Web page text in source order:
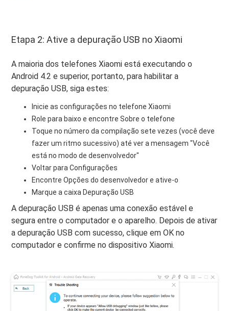
Etapa 2: Ative a depuração USB no Xiaomi
A maioria dos telefones Xiaomi está executando o
Android 4.2 e superior, portanto, para habilitar a
depuração USB, siga estes:
Inicie as configurações no telefone Xiaomi
Role para baixo e encontre Sobre o telefone
Toque no número da compilação sete vezes (você deve
fazer um ritmo sucessivo) até ver a mensagem "Você
está no modo de desenvolvedor"
Voltar para Configurações
Encontre Opções do desenvolvedor e ative-o
Marque a caixa Depuração USB
A depuração USB é apenas uma conexão estável e
segura entre o computador e o aparelho. Depois de ativar
a depuração USB com sucesso, clique em OK no
computador e confirme no dispositivo Xiaomi.